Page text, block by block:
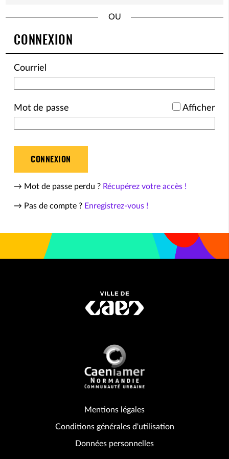
CONNEXION
Courriel
*
Mot de passe Afficher
CONNEXION
→ Mot de passe perdu ? Récupérez votre accès !
→ Pas de compte ? Enregistrez-vous !
Mentions légales
Conditions générales d'utilisation
Données personnelles